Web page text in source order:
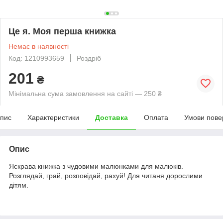
Це я. Моя перша книжка
Немає в наявності
Код: 1210993659
Роздріб
201 ₴
Мінімальна сума замовлення на сайті — 250 ₴
Характеристики Доставка Оплата Умови
Опис
Яскрава книжка з чудовими малюнками для малюків.
Розглядай, грай, розповідай, рахуй! Для читаня дорослими
дітям.